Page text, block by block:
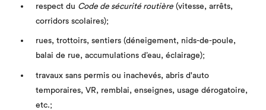
respect du Code de sécurité routière (vitesse, arrêts,
corridors scolaires);
rues, trottoirs, sentiers (déneigement, nids-de-poule,
balai de rue, accumulations d’eau, éclairage);
travaux sans permis ou inachevés, abris d'auto
temporaires, VR, remblai, enseignes, usage dérogatoire,
etc.;